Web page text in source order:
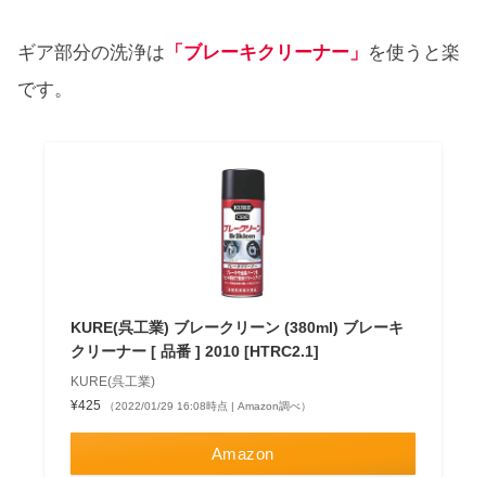
ギア部分の洗浄は 「ブレーキクリーナー」 を使うと楽
です。
KURE(呉工業) ブレークリーン (380ml) ブレーキ
クリーナー [ 品番 ] 2010 [HTRC2.1]
KURE(呉工業)
¥425
（2022/01/29 16:08時点 | Amazon調べ）
Amazon